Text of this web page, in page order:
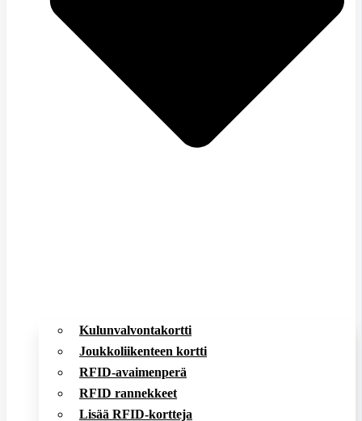
Kulunvalvontakortti
Joukkoliikenteen kortti
RFID-avaimenperä
RFID rannekkeet
Lisää RFID-kortteja